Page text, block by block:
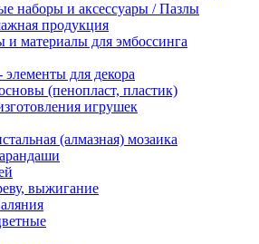
наборы и аксессуары / Пазлы
продукция
и материалы для эмбоссинга
для декора
(пенопласт, пластик)
игрушек
(алмазная) мозаика
выжигание